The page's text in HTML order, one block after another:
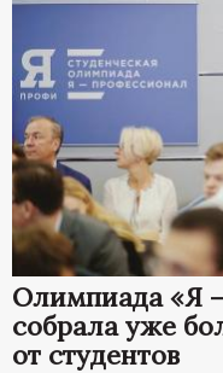
Олимпиада «Я
собрала уже
от студентов